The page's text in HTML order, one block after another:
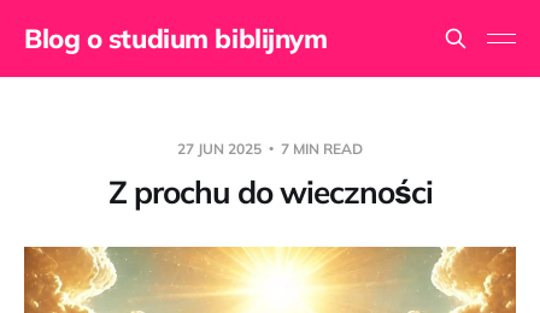
Blog o studium biblijnym
27 JUN 2025 7 MIN READ
Z prochu do wieczności